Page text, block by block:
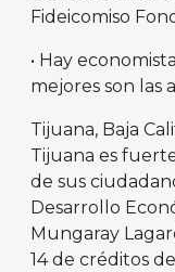
Fideicomiso
• Hay
mejores son las
Tijuana, Baja
Tijuana es
de sus
Desarrollo
Mungaray
14 de créditos